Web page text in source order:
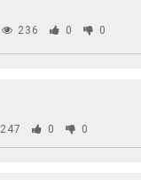
236 0 0
247 0 0